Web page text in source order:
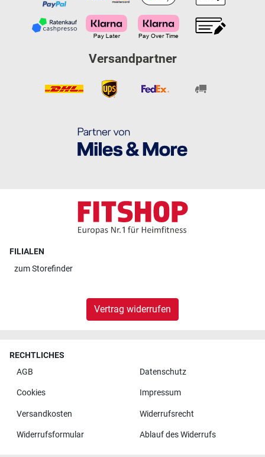
Versandpartner
FILIALEN
zumStorefinder
Vertrag widerrufen
RECHTLICHES
AGB
Datenschutz
Cookies Impressum
Versandkosten Widerrufsrecht
Widerrufsformular Ablauf des Widerrufs